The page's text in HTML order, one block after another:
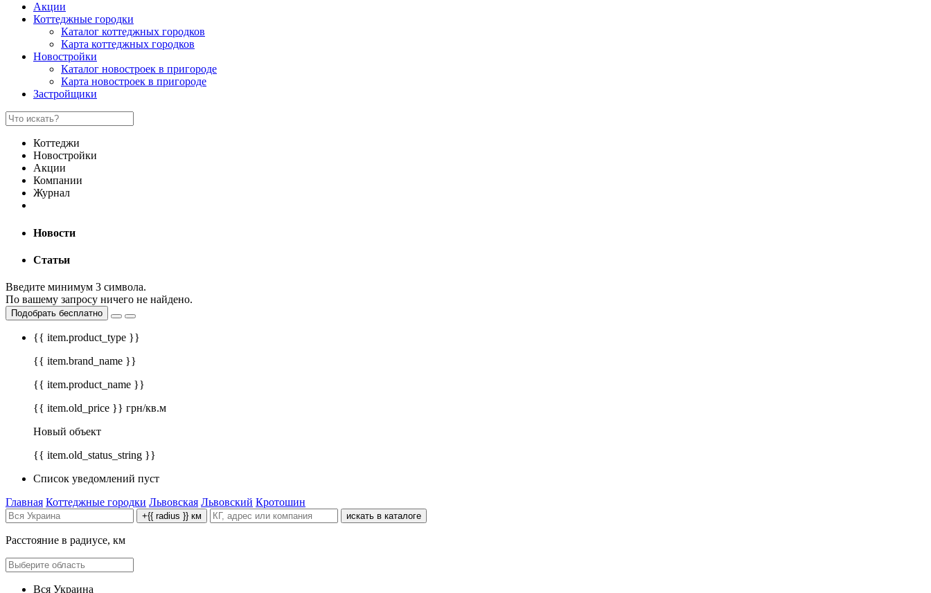
Акции
Коттеджные городки
Каталог коттеджных городков
Карта коттеджных городков
Новостройки
Каталог новостроек в пригороде
Карта новостроек в пригороде
Застройщики
Коттеджи
Новостройки
Акции
Компании
Журнал
Новости
Статьи
Введите минимум 3 символа.
По вашему запросу ничего не найдено.
Подобрать бесплатно
{{ item.product_type }}
{{ item.brand_name }}
{{ item.product_name }}
{{ item.old_price }} грн/кв.м
Новый объект
{{ item.old_status_string }}
Список уведомлений пуст
Главная Коттеджные городки Львовская Львовский Кротошин
+{{ radius }} км искать в каталоге
Расстояние в радиусе, км
Вся Украина